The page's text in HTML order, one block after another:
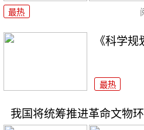
最热
《科学
最热
我国将统筹推进革命文物